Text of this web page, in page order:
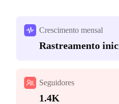
Crescimento mensal
Rastreamento
Seguidores
1.4K